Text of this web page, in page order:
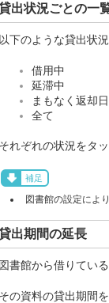
出状況ごとの一
以下のような貸出状
借用中
延滞中
まもなく返却日
全て
それぞれの状況をタ
補足
図書館の設定によ
出期間の延長
図書館から借りてい
その資料の貸出期間